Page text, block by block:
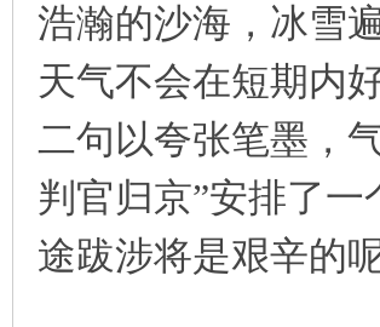
浩瀚的沙海，冰雪
天气不会在短期内
二句以夸张笔墨，
判官归京”安排了
途跋涉将是艰辛的